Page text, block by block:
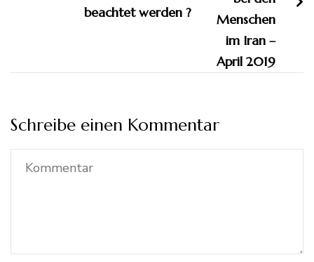
beachtet werden ?
Schreibe einen Kommentar